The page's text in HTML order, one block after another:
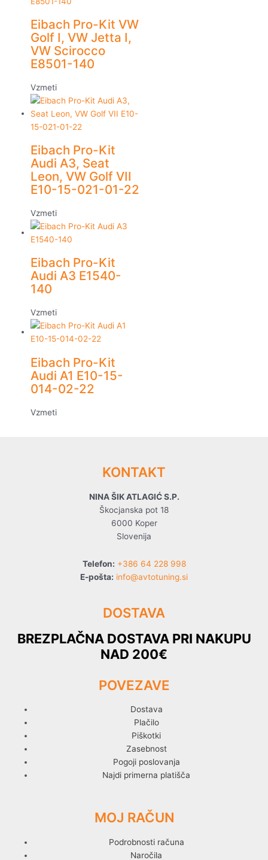
Eibach Pro-Kit VW
Golf I, VW Jetta I,
VW Scirocco
E8501-140
Vzmeti
Eibach Pro-Kit
Audi A3, Seat
Leon, VW Golf VII
E10-15-021-01-22
Vzmeti
Eibach Pro-Kit
Audi A3 E1540-
140
Vzmeti
Eibach Pro-Kit
Audi A1 E10-15-
014-02-22
Vzmeti
KONTAKT
NINA ŠIK ATLAGIĆ S.P.
Škocjanska pot 18
6000 Koper
Slovenija
Telefon: +386 64 228 998
E-pošta: info@avtotuning.si
DOSTAVA
BREZPLAČNA DOSTAVA PRI NAKUPU
NAD 200€
POVEZAVE
Dostava
Plačilo
Piškotki
Zasebnost
Pogoji poslovanja
Najdi primerna platišča
MOJ RAČUN
Podrobnosti računa
Naročila